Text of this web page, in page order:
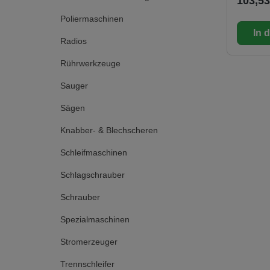
Poliermaschinen
Radios
Rührwerkzeuge
Sauger
Sägen
Knabber- & Blechscheren
Schleifmaschinen
Schlagschrauber
Schrauber
Spezialmaschinen
Stromerzeuger
Trennschleifer
Exakte
In